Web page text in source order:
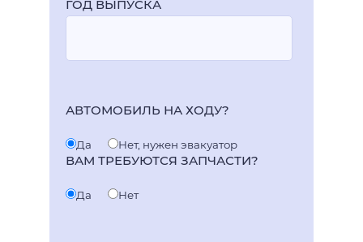
ГОД ВЫПУСКА
АВТОМОБИЛЬ НА ХОДУ?
Да Нет, нужен эвакуатор
ВАМ ТРЕБУЮТСЯ ЗАПЧАСТИ?
Да Нет